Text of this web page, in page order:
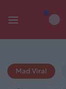
Mad Viral